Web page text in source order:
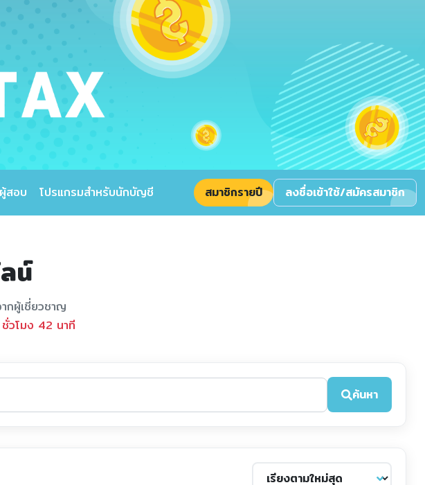
สอบ โปรแกรมสำหรับนักบัญชี สมาชิกรายปี ลงชื่อเข้าใช้/สมัครสมาชิก
น์
กผู้เชี่ยวชาญ
วโมง 42 นาที
ค้นหา